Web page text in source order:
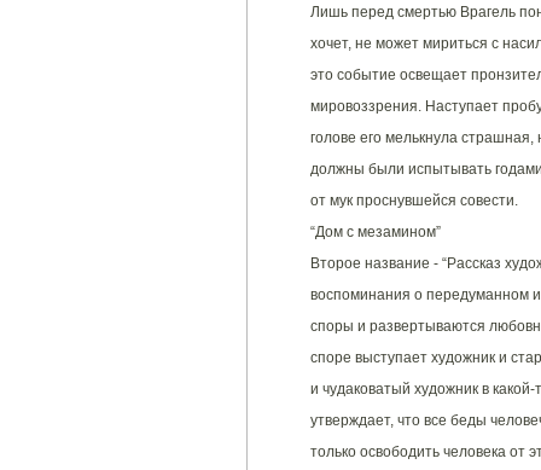
Лишь перед смертью Врагель
хочет, не может мириться с
это событие освещает
мировоззрения. Наступает
голове его мелькнула
должны были испытывать
от мук проснувшейся совести.
“Дом с мезамином”
Второе название - “Рассказ
воспоминания о передуманном
споры и развертываются
споре выступает художник и
и чудаковатый художник в
утверждает, что все беды
только освободить человека от